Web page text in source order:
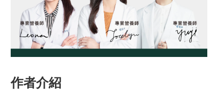
作者介紹